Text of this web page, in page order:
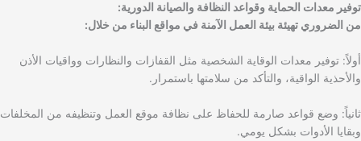
توفير معدات الحماية وقواعد النظافة والصيانة الدورية:
من الضروري تهيئة بيئة العمل الآمنة في مواقع البناء من خلال:
أولاً: توفير معدات الوقاية الشخصية مثل القفازات والنظارات وواقيات الأذن
والأحذية الواقية، والتأكد من سلامتها باستمرار.
ثانياً: وضع قواعد صارمة للحفاظ على نظافة موقع العمل وتنظيفه من المخلفات
وبقايا الأدوات بشكل يومي.